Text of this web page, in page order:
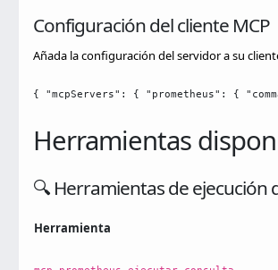
Configuración del cliente MCP
Añada la configuración del servidor a su
{ "mcpServers": { "prometheus": {
Herramientas
🔍 Herramientas de ejecución
Herramienta